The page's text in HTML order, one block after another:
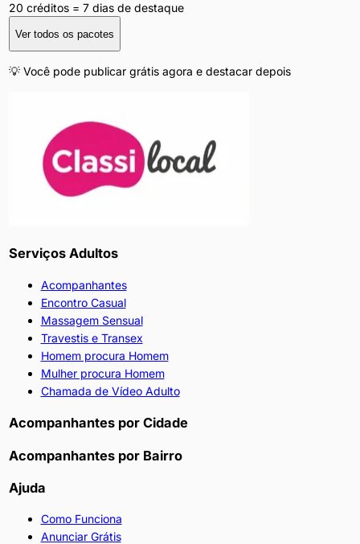
20 créditos = 7 dias de destaque
Ver todos os pacotes
💡 Você pode publicar grátis agora e destacar depois
Serviços Adultos
Acompanhantes
Encontro Casual
Massagem Sensual
Travestis e Transex
Homem procura Homem
Mulher procura Homem
Chamada de Vídeo Adulto
Acompanhantes por Cidade
Acompanhantes por Bairro
Ajuda
Como Funciona
Anunciar Grátis